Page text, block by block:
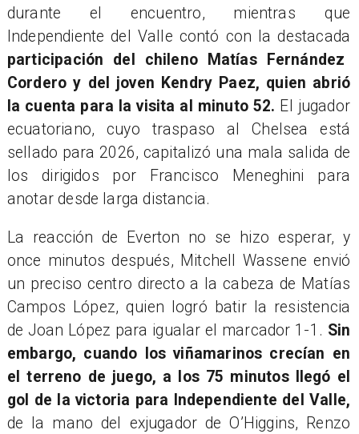
durante el encuentro, mientras que
Independiente del Valle contó con la destacada
participación del chileno Matías Fernández
Cordero y del joven Kendry Paez, quien abrió
la cuenta para la visita al minuto 52. El jugador
ecuatoriano, cuyo traspaso al Chelsea está
sellado para 2026, capitalizó una mala salida de
los dirigidos por Francisco Meneghini para
anotar desde larga distancia.
La reacción de Everton no se hizo esperar, y
once minutos después, Mitchell Wassene envió
un preciso centro directo a la cabeza de Matías
Campos López, quien logró batir la resistencia
de Joan López para igualar el marcador 1-1. Sin
embargo, cuando los viñamarinos crecían en
el terreno de juego, a los 75 minutos llegó el
gol de la victoria para Independiente del Valle,
de la mano del exjugador de O’Higgins, Renzo